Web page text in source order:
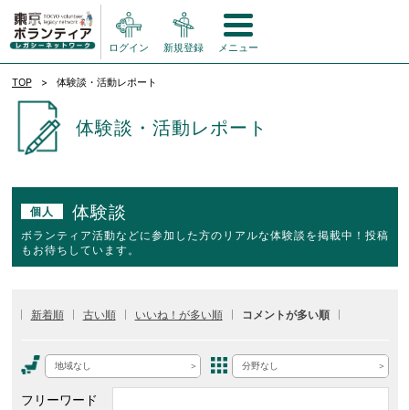
ログイン 新規登録 メニュー
TOP 体験談・活動レポート
体験談・活動レポート
個人 体験談
ボランティア活動などに参加した方のリアルな体験談を掲載中！投稿
もお待ちしています。
新着順 古い順 いいね！が多い順 コメントが多い順
地域なし 分野なし
フリーワード